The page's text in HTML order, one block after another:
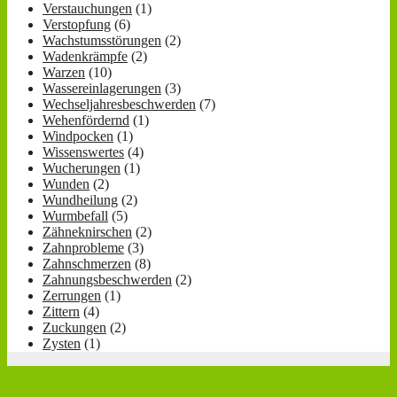
Verstauchungen (1)
Verstopfung (6)
Wachstumsstörungen (2)
Wadenkrämpfe (2)
Warzen (10)
Wassereinlagerungen (3)
Wechseljahresbeschwerden (7)
Wehenfördernd (1)
Windpocken (1)
Wissenswertes (4)
Wucherungen (1)
Wunden (2)
Wundheilung (2)
Wurmbefall (5)
Zähneknirschen (2)
Zahnprobleme (3)
Zahnschmerzen (8)
Zahnungsbeschwerden (2)
Zerrungen (1)
Zittern (4)
Zuckungen (2)
Zysten (1)